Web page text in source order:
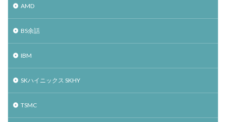
AMD
BS余話
IBM
SKハイニックス SKHY
TSMC